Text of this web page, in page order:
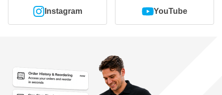
Instagram YouTube